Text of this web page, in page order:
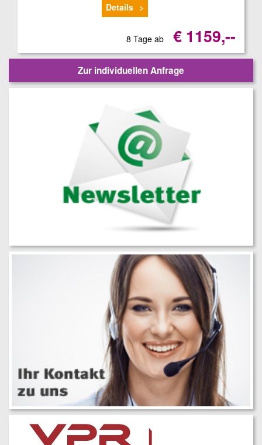
Details
8 Tage ab € 1159,--
Zur individuellen Anfrage